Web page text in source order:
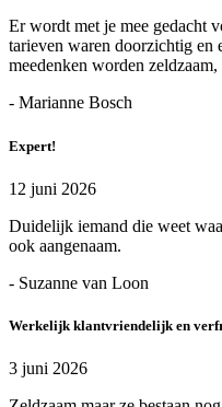
Er wordt met je mee gedacht
tarieven waren doorzichtig
meedenken worden
- Marianne Bosch
Expert!
12 juni 2026
Duidelijk iemand die weet
ook aangenaam.
- Suzanne van Loon
Werkelijk klantvriendelijk en
3 juni 2026